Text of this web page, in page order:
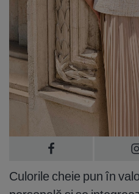
Culorile cheie pun în